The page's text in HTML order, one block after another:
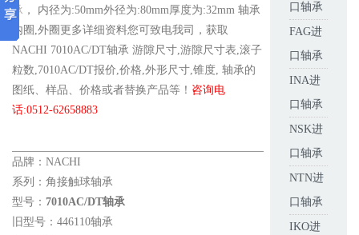
承 ， 内径为:50mm外径为:80mm厚度为:32mm 轴承
内圈,外圈更多详细资料您可致电我司，获取
NACHI 7010AC/DT轴承 游隙尺寸,游隙尺寸表,滚子
粒数,7010AC/DT报价,价格,外形尺寸,锥度, 轴承的
图纸、样品、价格或者替换产品等！ 咨询电
话:0512-62658883
品牌：NACHI
系列：角接触球轴承
型号： 7010AC/DT轴承
旧型号：446110轴承
口轴承
FAG进
口轴承
INA进
口轴承
NSK进
口轴承
NTN进
口轴承
IKO进